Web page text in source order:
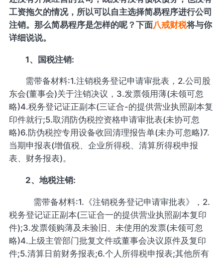
工资拖欠的情况，所以可以自主选择简易程序进行公司
注销。那么简易程序是怎样的呢？下面八戒财税将与你
详细说说。
1、国税注销:
需带备材料:1.注销税务登记申请审批表，2.公司股
东会(董事会)关于注销决议，3.发票领用薄(未领可忽
略)4.税务登记证正副本(三证合-的提供营业执照副本复
印件就行;5.取消防伪税控资格申请审批表(未协可忽
略)6.防伪税控专用设备收回清理报告单(未办可忽略)7.
当期申报表(增值税、企业所得税、清算所得税申报
表、财务报表)。
2、地税注销:
需带备材料:1.《注销税务登记申请审批表》，2.
税务登记证正副本(三证合一的提供营业执照副本复印
件);3.发票领购薄及未验旧、未使用的发票(未领可忽
略)4.上级主管部门批复文件或董事会决议原件及复印
件;5.清算日前财务报表;6.个人所得税申报表;其他所有